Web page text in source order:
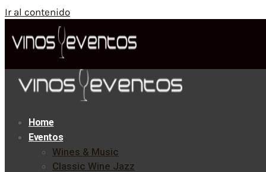
Ir al contenido
Home
Eventos
Wines & Music
Classic Wine Jazz